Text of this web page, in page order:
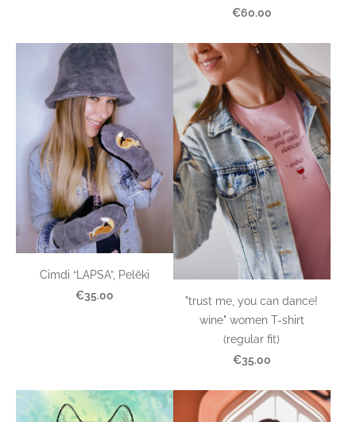
€60.00
Cimdi “LAPSA”, Pelēki
€35.00
"trust me, you can dance!
wine" women T-shirt
(regular fit)
€35.00